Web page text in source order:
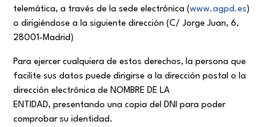
telemática, a través de la sede electrónica (www.agpd.es )
o dirigiéndose a la siguiente dirección (C/ Jorge Juan, 6,
28001-Madrid)
Para ejercer cualquiera de estos derechos, la persona que
facilite sus datos puede dirigirse a la dirección postal o la
dirección electrónica de NOMBRE DE LA
ENTIDAD, presentando una copia del DNI para poder
comprobar su identidad.